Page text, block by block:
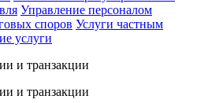
Управление персоналом
споров Услуги частным
услуги
и транзакции
и транзакции